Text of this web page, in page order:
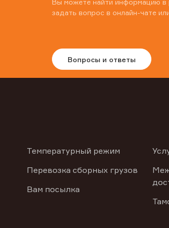
Вы можете найти информацию в
задать вопрос в онлайн-чате
Вопросы и ответы
Температурный режим
Перевозка сборных грузов
Вам посылка